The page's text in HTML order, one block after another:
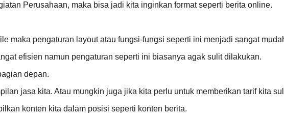
Perusahaan, maka bisa jadi kita inginkan format seperti berita online.
maka pengaturan layout atau fungsi-fungsi seperti ini menjadi sangat
efisien namun pengaturan seperti ini biasanya agak sulit dilakukan.
depan.
jasa kita. Atau mungkin juga jika kita perlu untuk memberikan tarif kita
konten kita dalam posisi seperti konten berita.